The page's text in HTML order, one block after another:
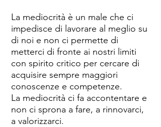
La mediocrità è un male che ci
impedisce di lavorare al meglio su
di noi e non ci permette di
metterci di fronte ai nostri limiti
con spirito critico per cercare di
acquisire sempre maggiori
conoscenze e competenze.
La mediocrità ci fa accontentare e
non ci sprona a fare, a rinnovarci,
a valorizzarci.